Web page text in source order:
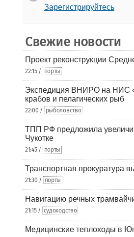
Зарегистрируйтесь
Свежие новости
Проект реконструкции
22:15 / порты
Экспедиция ВНИРО на НИС
крабов и пелагических рыб
22:00 / рыболовство
ТПП РФ предложила
Чукотке
21:45 / порты
Транспортная прокуратура
21:30 / порты
Навигацию речных
21:15 / судоходство
Медицинские теплоходы в